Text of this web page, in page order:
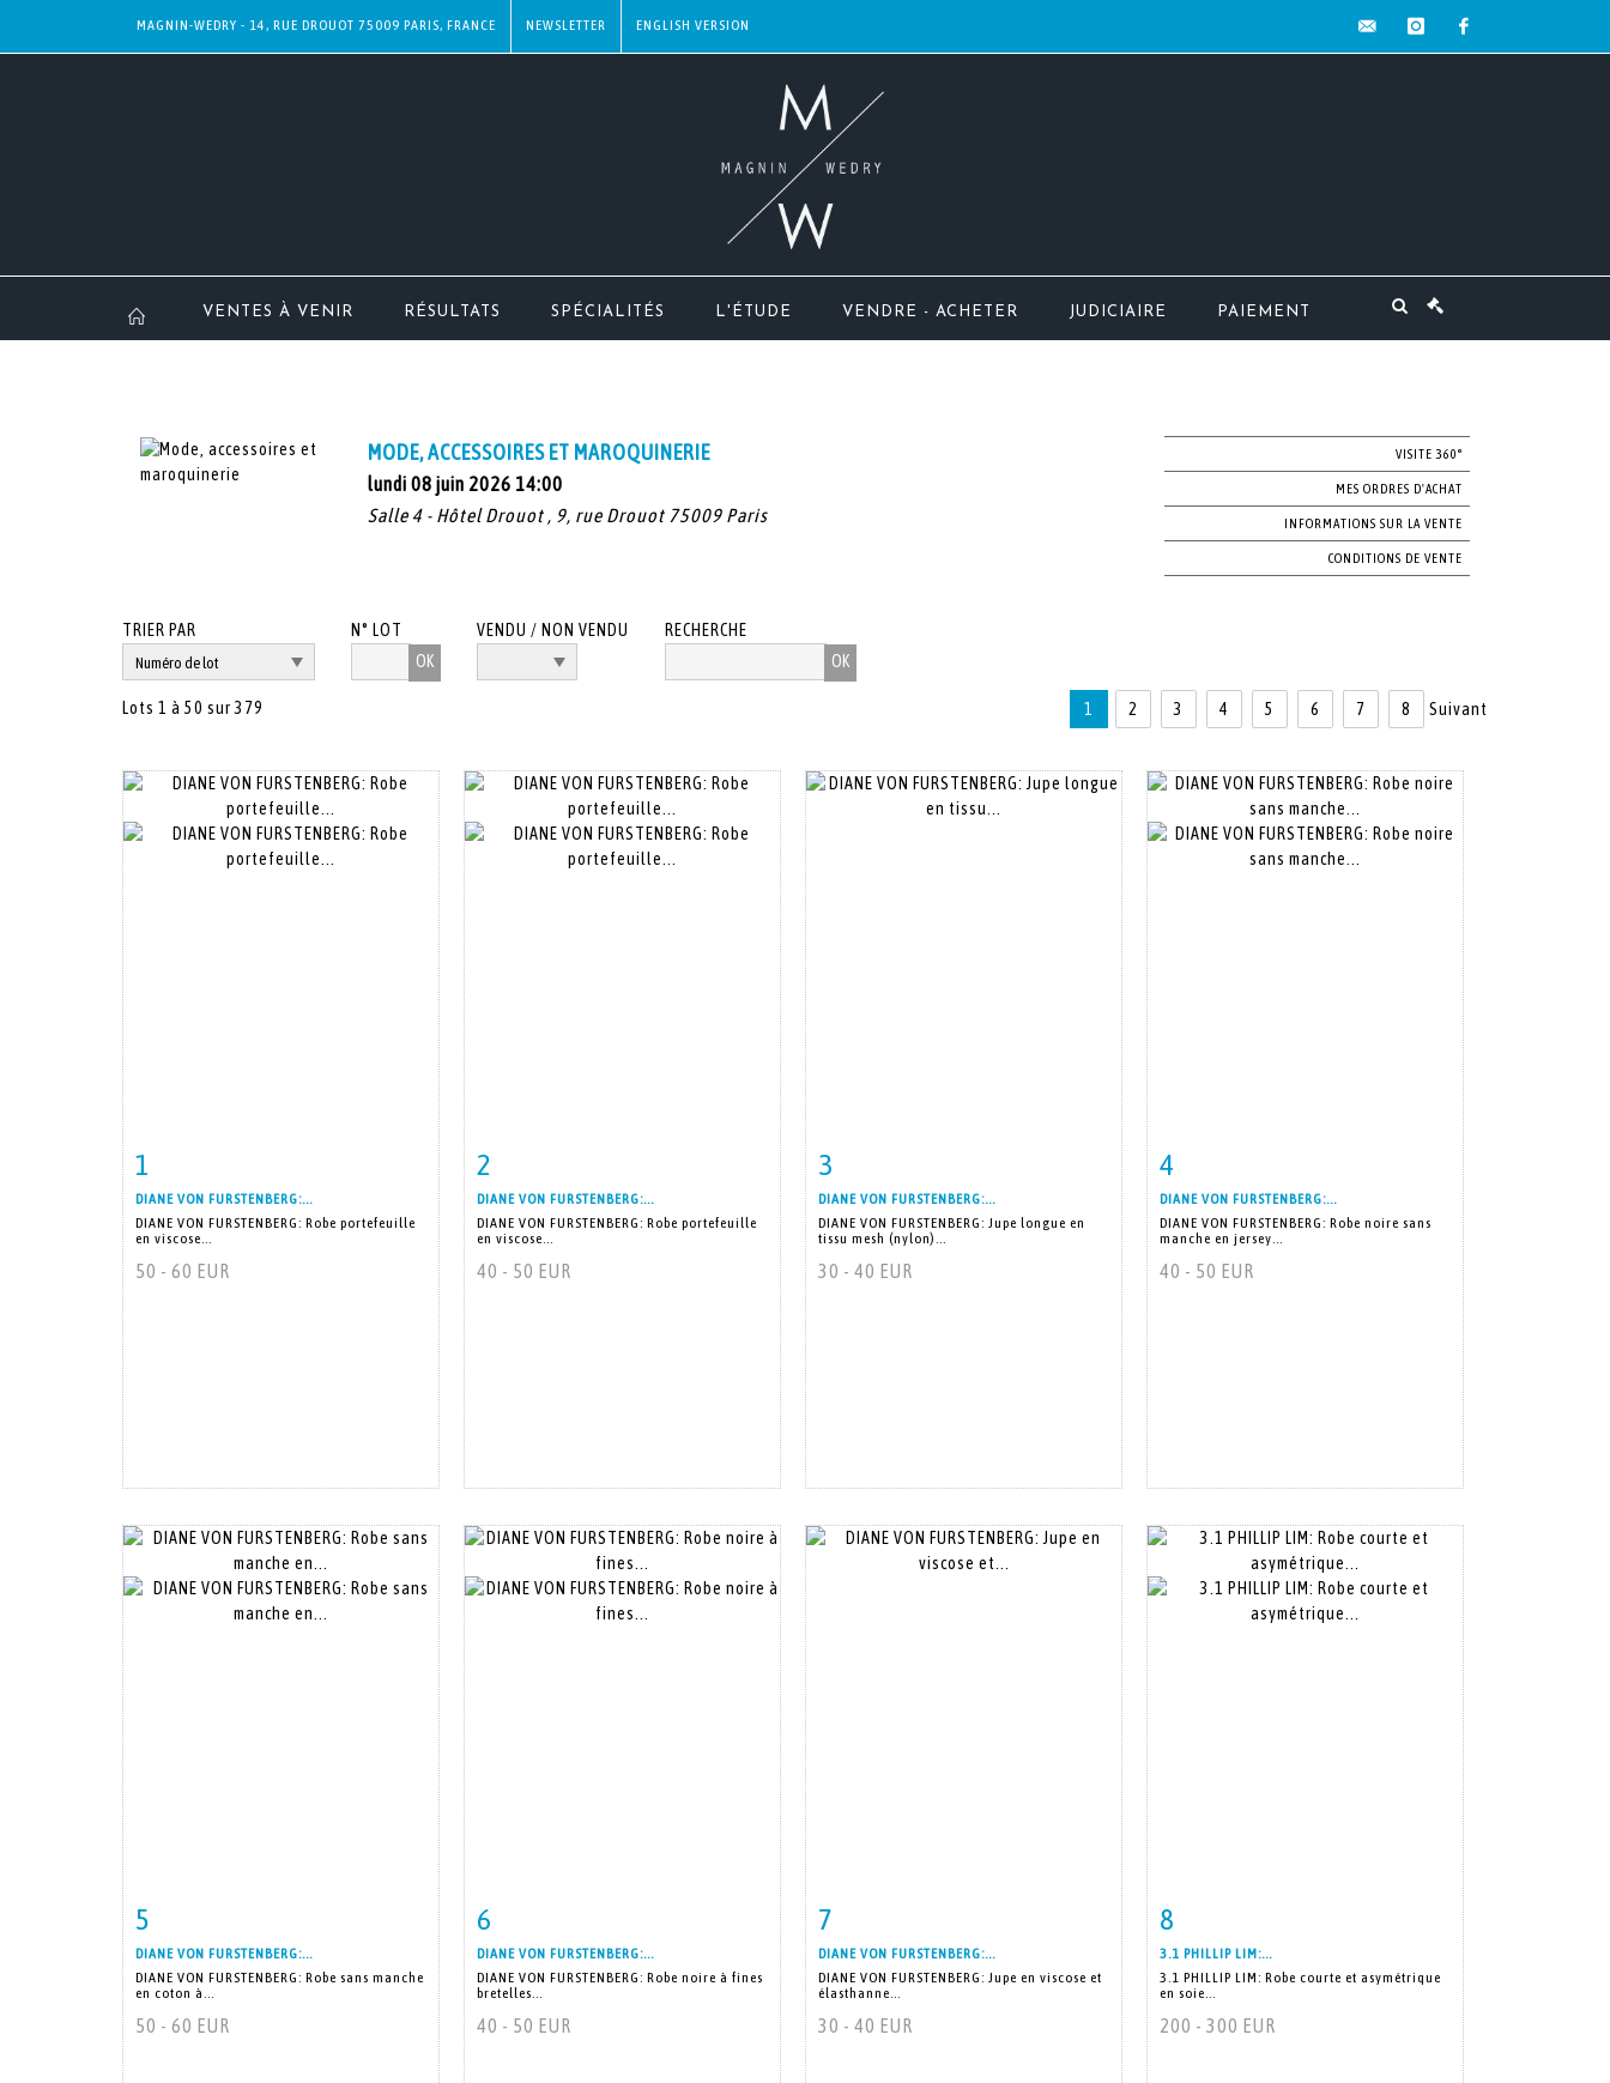
MAGNIN-WEDRY - 14, RUE DROUOT 75009 PARIS, FRANCE NEWSLETTER
VENTES À VENIR RÉSULTATS SPÉCIALITÉS L'ÉTUDE VENDRE - ACHETER JUDICIAIRE PAIEMENT
MODE, ACCESSOIRES ET MAROQUINERIE
lundi 08 juin 2026 14:00
Salle 4 - Hôtel Drouot , 9, rue Drouot 75009 Paris
VISITE 360°
MES ORDRES D'ACHAT
INFORMATIONS SUR LA VENTE
CONDITIONS DE VENTE
TRIER PAR
N° LOT
OK
VENDU / NON VENDU RECHERCHE
Lots 1 à 50 sur 379 1 2 3 4 5 6 7 8 Suivant
1
DIANE VON FURSTENBERG:...
DIANE VON FURSTENBERG: Robe portefeuille
en viscose...
50 - 60 EUR
2
DIANE VON FURSTENBERG:...
DIANE VON FURSTENBERG: Robe portefeuille
en viscose...
40 - 50 EUR
3
DIANE VON FURSTENBERG:...
DIANE VON FURSTENBERG: Jupe longue en
tissu mesh (nylon)...
30 - 40 EUR
4
DIANE VON FURSTENBERG:...
DIANE VON FURSTENBERG: Robe noire sans
manche en jersey...
40 - 50 EUR
5
DIANE VON FURSTENBERG:...
DIANE VON FURSTENBERG: Robe sans manche
en coton à...
50 - 60 EUR
6
DIANE VON FURSTENBERG:...
DIANE VON FURSTENBERG: Robe noire à fines
bretelles...
40 - 50 EUR
7
DIANE VON FURSTENBERG:...
DIANE VON FURSTENBERG: Jupe en viscose et
élasthanne...
30 - 40 EUR
8
3.1 PHILLIP LIM:...
3.1 PHILLIP LIM: Robe courte et asymétrique
en soie...
200 - 300 EUR